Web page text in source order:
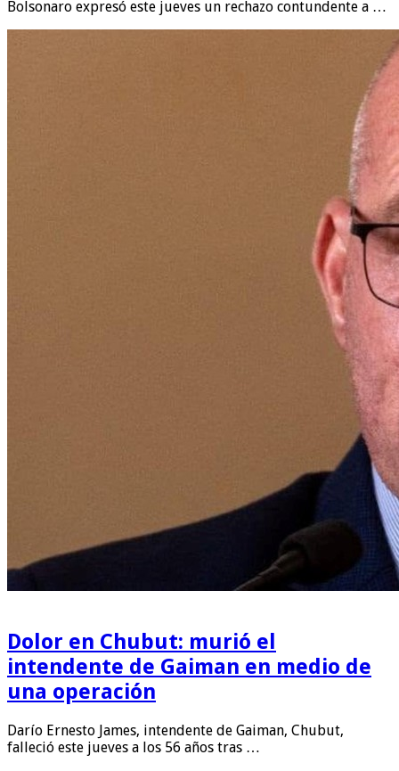
Bolsonaro expresó este jueves un rechazo contundente a …
Dolor en Chubut: murió el
intendente de Gaiman en medio de
una operación
Darío Ernesto James, intendente de Gaiman, Chubut,
falleció este jueves a los 56 años tras …